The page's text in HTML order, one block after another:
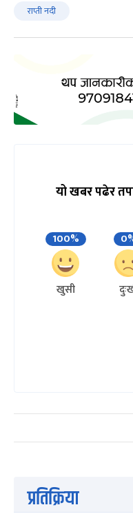
राप्ती नदी
यो खबर पढेर
100%
खुसी
प्रतिक्रिया